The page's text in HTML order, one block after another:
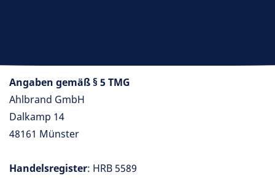
Angaben gemäß § 5 TMG
Ahlbrand GmbH
Dalkamp 14
48161 Münster
Handelsregister: HRB 5589